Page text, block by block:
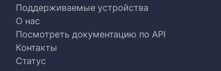
Поддерживаемые устройства
О нас
Посмотреть документацию по API
Контакты
Статус